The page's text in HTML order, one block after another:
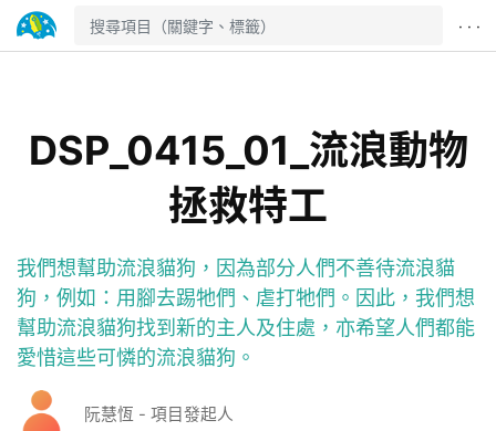
· · ·
DSP_0415_01_流浪動物
拯救特工
我們想幫助流浪貓狗，因為部分人們不善待流浪貓
狗，例如：用腳去踢牠們、虐打牠們。因此，我們想
幫助流浪貓狗找到新的主人及住處，亦希望人們都能
愛惜這些可憐的流浪貓狗。
阮慧恆 - 項目發起人